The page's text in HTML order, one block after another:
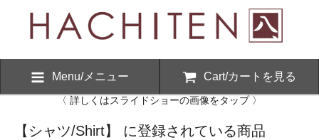
Menu/メニュー Cart/カートを見る
〈 詳しくはスライドショーの画像をタップ 〉
【シャツ/Shirt】 に登録されている商品